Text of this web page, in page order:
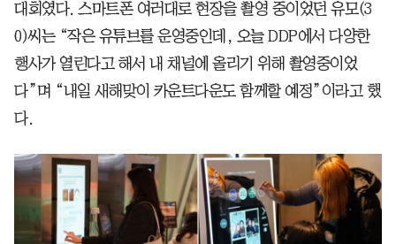
대회였다. 스마트폰 여러대로 현장을 촬영 중이었던 유모(3
0)씨는 “작은 유튜브를 운영중인데, 오늘 DDP에서 다양한
행사가 열린다고 해서 내 채널에 올리기 위해 촬영중이었
다”며 “내일 새해맞이 카운트다운도 함께할 예정”이라고 했
다.